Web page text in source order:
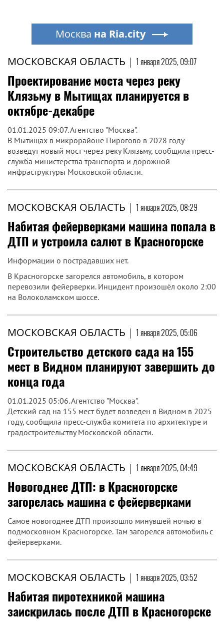
МОСКОВСКАЯ ОБЛАСТЬ | 1 января 2025, 09:07
Проектирование моста через реку
Клязьму в Мытищах планируется в
октябре-декабре
01.01.2025 09:07. Агентство "Москва".
В Мытищах в микрорайоне Пирогово в 2028 году
возведут новый мост через реку Клязьму, сообщила пресс-
служба министерства транспорта и дорожной
инфраструктуры Московской области.
МОСКОВСКАЯ ОБЛАСТЬ | 1 января 2025, 08:29
Набитая фейерверками машина попала в
ДТП и устроила салют в Красногорске
Информации о пострадавших нет.
В Красногорске загорелся автомобиль, в котором
перевозили фейерверки. Инцидент произошёл около 2:00
на Волоколамском шоссе.
МОСКОВСКАЯ ОБЛАСТЬ | 1 января 2025, 05:06
Строительство детского сада на 155
мест в Видном планируют завершить до
конца года
01.01.2025 05:06. Агентство "Москва".
Детский сад на 155 мест будет возведен в Видном в 2025
году, сообщила пресс-служба комитета по архитектуре и
градостроительству Московской области.
МОСКОВСКАЯ ОБЛАСТЬ | 1 января 2025, 04:49
Новогоднее ДТП: в Красногорске
загорелась машина с фейерверками
Самое новогоднее ДТП произошло минувшей ночью в
подмосковном Красногорске. Там загорелся автомобиль с
фейерверками.
МОСКОВСКАЯ ОБЛАСТЬ | 1 января 2025, 03:52
Набитая пиротехникой машина
заискрилась после ДТП в Красногорске
Москва на Ria.city